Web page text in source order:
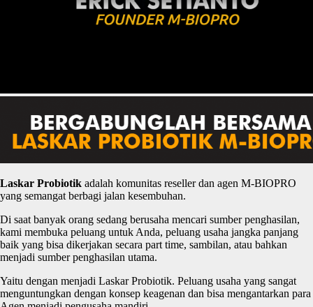
Laskar Probiotik adalah komunitas reseller dan agen M-BIOPRO
yang semangat berbagi jalan kesembuhan.
Di saat banyak orang sedang berusaha mencari sumber penghasilan,
kami membuka peluang untuk Anda, peluang usaha jangka panjang
baik yang bisa dikerjakan secara part time, sambilan, atau bahkan
menjadi sumber penghasilan utama.
Yaitu dengan menjadi Laskar Probiotik. Peluang usaha yang sangat
menguntungkan dengan konsep keagenan dan bisa mengantarkan para